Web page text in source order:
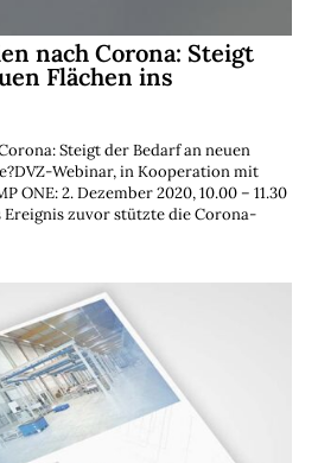
nach Corona: Steigt
Flächen ins
Steigt der Bedarf an neuen
Webinar, in Kooperation mit
ONE: 2. Dezember 2020, 10.00 – 11.30
Ereignis zuvor stützte die Corona-